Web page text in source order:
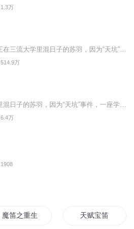
1.3万
514.9万
6.4万
1908
魔笛之重生的贾米尔 天赋宝笛